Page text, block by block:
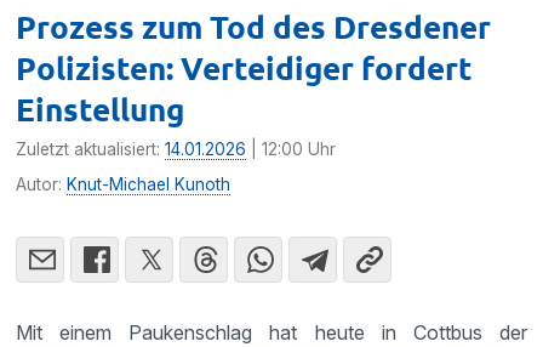
Prozess zum Tod des Dresdener
Polizisten: Verteidiger fordert
Einstellung
Zuletzt aktualisiert:14.01.2026 | 12:00 Uhr
Autor: Knut-Michael Kunoth
Mit einem Paukenschlag hat heute in Cottbus der